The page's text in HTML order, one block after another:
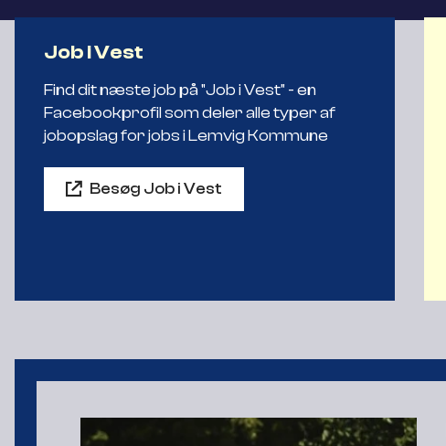
Job i Vest
Find dit næste job på "Job i Vest" - en
Facebookprofil som deler alle typer af
jobopslag for jobs i Lemvig Kommune
Besøg Job i Vest